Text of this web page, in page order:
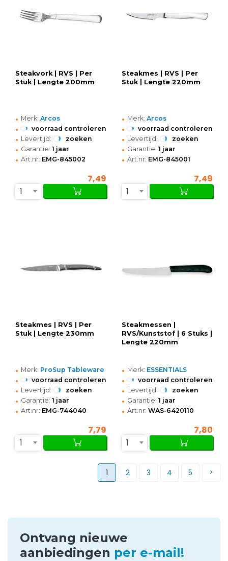
Steakvork | RVS | Per
Stuk | Lengte 200mm
• Merk: Arcos
• voorraad controleren
• Levertijd: zoeken
• Garantie: 1 jaar
• Art.nr: EMG-845002
7,49
1
Steakmes | RVS | Per
Stuk | Lengte 220mm
• Merk: Arcos
• voorraad controleren
• Levertijd: zoeken
• Garantie: 1 jaar
• Art.nr: EMG-845001
7,49
1
Steakmes | RVS | Per
Stuk | Lengte 230mm
• Merk: ProSup Tableware
• voorraad controleren
• Levertijd: zoeken
• Garantie: 1 jaar
• Art.nr: EMG-744040
7,79
1
Steakmessen |
RVS/Kunststof | 6 Stuks |
Lengte 220mm
• Merk: ESSENTIALS
• voorraad controleren
• Levertijd: zoeken
• Garantie: 1 jaar
• Art.nr: WAS-6420110
7,80
1
1 2 3 4 5
Ontvang nieuwe
aanbiedingen per e-mail!